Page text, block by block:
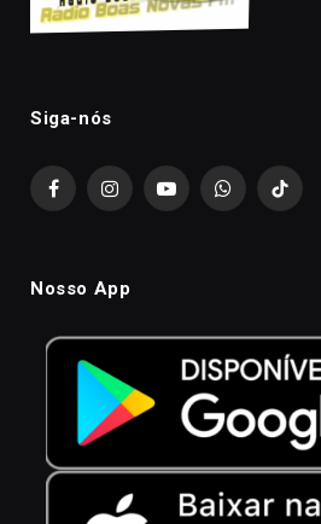
Siga-nós
FacebookInstagramYouTubeWhatsAppTikTok
Nosso App